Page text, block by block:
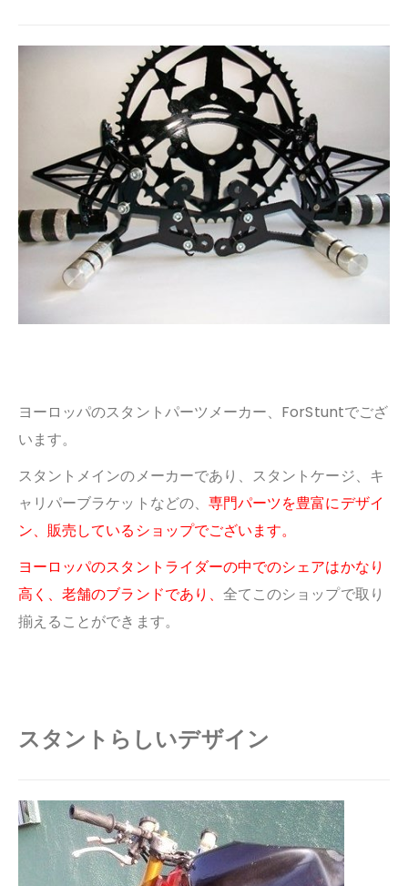
ヨーロッパのスタントパーツメーカー、ForStuntでござ
います。
スタントメインのメーカーであり、スタントケージ、キ
ャリパーブラケットなどの、 専門パーツを豊富にデザイ
ン、販売しているショップでございます。
ヨーロッパのスタントライダーの中でのシェアはかなり
高く、老舗のブランドであり、 全てこのショップで取り
揃えることができます。
スタントらしいデザイン